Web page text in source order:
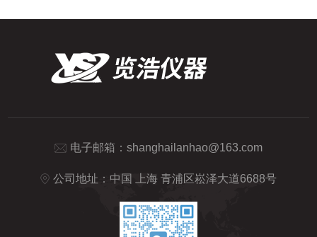
电子邮箱： shanghailanhao@163.com
公司地址：中国 上海 青浦区崧泽大道6688号